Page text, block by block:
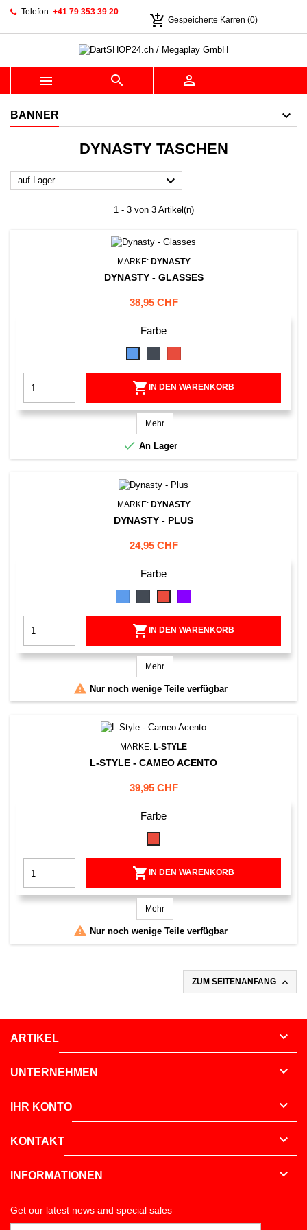
Telefon: +41 79 353 39 20
add_shopping_cart Gespeicherte Karren (0)
  
BANNER
DYNASTY TASCHEN
auf Lager 
1 - 3 von 3 Artikel(n)
MARKE: DYNASTY
DYNASTY - GLASSES
Preis
38,95 CHF
Farbe
 IN DEN WARENKORB
Mehr
 An Lager
MARKE: DYNASTY
DYNASTY - PLUS
Preis
24,95 CHF
Farbe
 IN DEN WARENKORB
Mehr
 Nur noch wenige Teile verfügbar
MARKE: L-STYLE
L-STYLE - CAMEO ACENTO
Preis
39,95 CHF
Farbe
 IN DEN WARENKORB
Mehr
 Nur noch wenige Teile verfügbar
ZUM SEITENANFANG 
ARTIKEL 
UNTERNEHMEN 
IHR KONTO 
KONTAKT 
INFORMATIONEN 
Get our latest news and special sales